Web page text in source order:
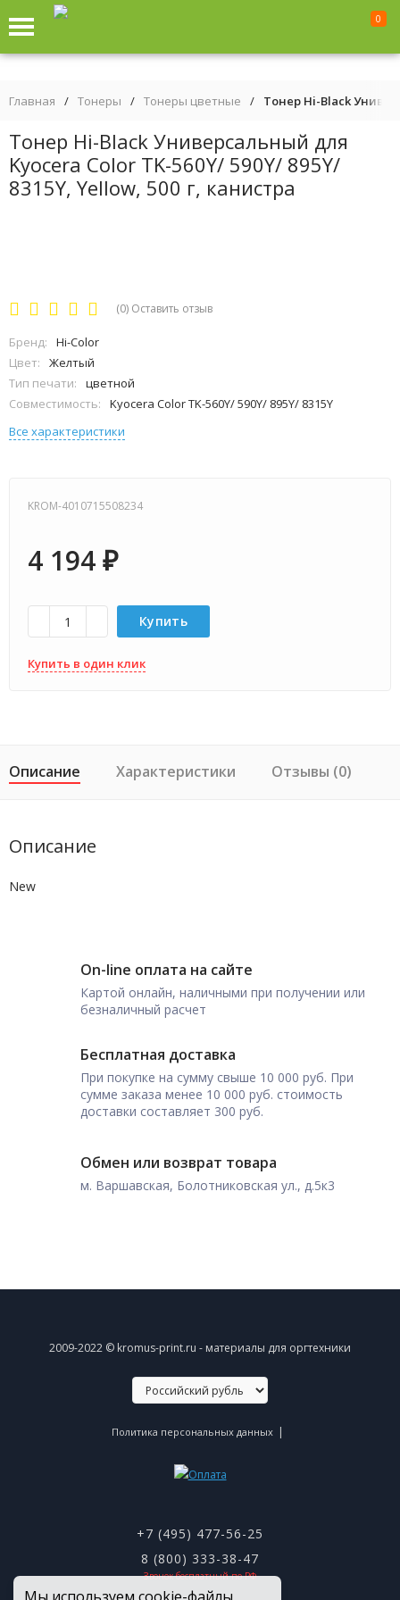
0
Главная / Тонеры / Тонеры цветные / Тонер Hi-Black
Тонер Hi-Black Универсальный для
Kyocera Color TK-560Y/ 590Y/ 895Y/
8315Y, Yellow, 500 г, канистра
(0) Оставить отзыв
Бренд:
Hi-Color
Цвет:
Желтый
Тип печати:
цветной
Совместимость:
Kyocera Color TK-560Y/ 590Y/ 895Y/ 8315Y
Все характеристики
KROM-4010715508234
4 194 ₽
Купить
Купить в один клик
Описание Характеристики Отзывы (0)
Описание
New
On-line оплата на сайте
Картой онлайн, наличными при получении или
безналичный расчет
Бесплатная доставка
При покупке на сумму свыше 10 000 руб. При
сумме заказа менее 10 000 руб. стоимость
доставки составляет 300 руб.
Обмен или возврат товара
м. Варшавская, Болотниковская ул., д.5к3
2009-2022 © kromus-print.ru - материалы для оргтехники
Политика персональных данных |
+7 (495) 477-56-25
8 (800) 333-38-47
Звонок бесплатный по РФ